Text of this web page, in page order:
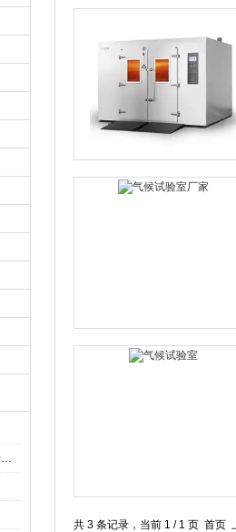
恒温恒湿试验箱价格由哪些因素决定的
共 3 条记录，当前 1 / 1 页 首